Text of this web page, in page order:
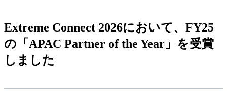
Extreme Connect 2026において、FY25
の「APAC Partner of the Year」を受賞
しました